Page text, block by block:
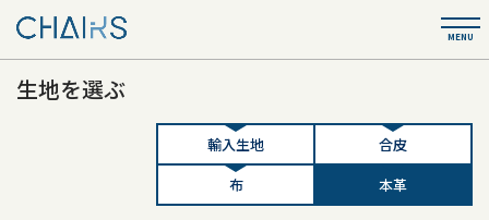
生地を選ぶ
輸入生地
合皮
布
本革